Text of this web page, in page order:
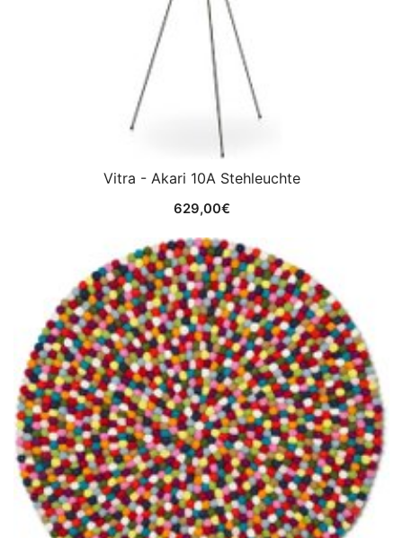
Vitra - Akari 10A Stehleuchte
629,00€